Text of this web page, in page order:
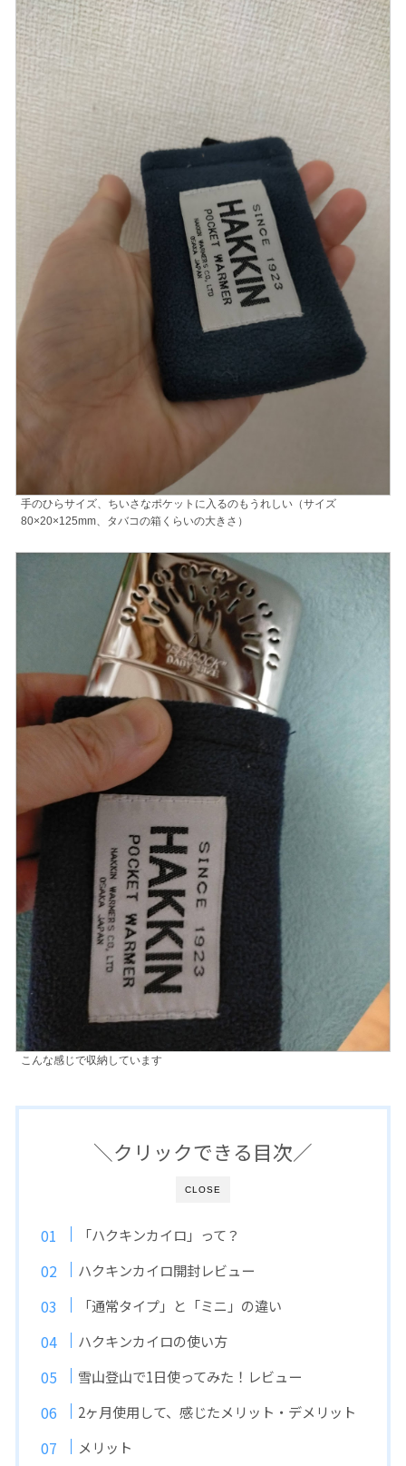
手のひらサイズ、ちいさなポケットに入るのもうれしい（サイズ
80×20×125mm、タバコの箱くらいの大きさ）
こんな感じで収納しています
CLOSE
＼クリックできる目次／
「ハクキンカイロ」って？
ハクキンカイロ開封レビュー
「通常タイプ」と「ミニ」の違い
ハクキンカイロの使い方
雪山登山で1日使ってみた！レビュー
2ヶ月使用して、感じたメリット・デメリット
メリット